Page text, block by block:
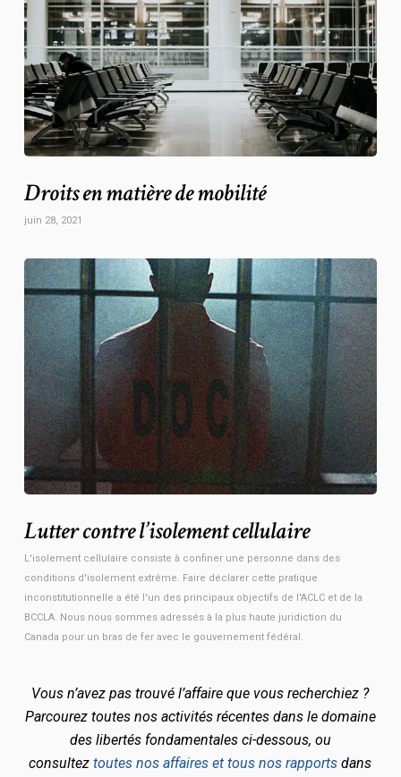
Droits en matière de mobilité
juin 28, 2021
Lutter contre l’isolement cellulaire
L'isolement cellulaire consiste à confiner une personne dans des
conditions d'isolement extrême. Faire déclarer cette pratique
inconstitutionnelle a été l'un des principaux objectifs de l'ACLC et de la
BCCLA. Nous nous sommes adressés à la plus haute juridiction du
Canada pour un bras de fer avec le gouvernement fédéral.
Vous n’avez pas trouvé l’affaire que vous recherchiez ?
Parcourez toutes nos activités récentes dans le domaine
des libertés fondamentales ci-dessous, ou
consulteztoutes nos affaires et tous nos rapports dans